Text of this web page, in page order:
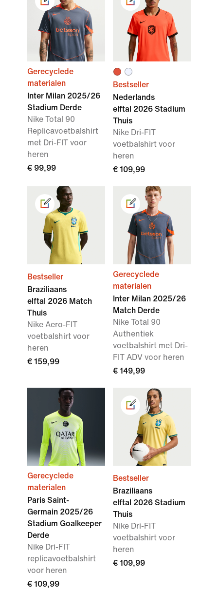
Gerecyclede
materialen
Inter Milan 2025/26
Stadium Derde
Nike Total 90
Replicavoetbalshirt
met Dri-FIT voor
heren
€ 99,99
Bestseller
Nederlands
elftal 2026 Stadium
Thuis
Nike Dri-FIT
voetbalshirt voor
heren
€ 109,99
Bestseller
Braziliaans
elftal 2026 Match
Thuis
Nike Aero-FIT
voetbalshirt voor
heren
€ 159,99
Gerecyclede
materialen
Inter Milan 2025/26
Match Derde
Nike Total 90
Authentiek
voetbalshirt met Dri-
FIT ADV voor heren
€ 149,99
Gerecyclede
materialen
Paris Saint-
Germain 2025/26
Stadium Goalkeeper
Derde
Nike Dri-FIT
replicavoetbalshirt
voor heren
€ 109,99
Bestseller
Braziliaans
elftal 2026 Stadium
Thuis
Nike Dri-FIT
voetbalshirt voor
heren
€ 109,99